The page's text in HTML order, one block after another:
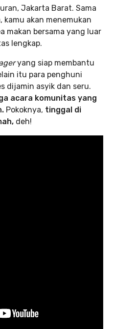
Jakarta Barat. Sama
akan menemukan
makan bersama yang luar
lengkap.
yang siap membantu
itu para penghuni
dijamin asyik dan seru.
acara komunitas yang
Pokoknya, tinggal di
deh!